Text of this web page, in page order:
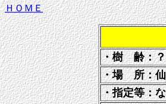
ＨＯＭＥ
・樹 齢：？
・場 所：仙
・指定等：